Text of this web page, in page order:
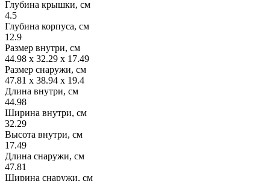
Глубина крышки, см
4.5
Глубина корпуса, см
12.9
Размер внутри, см
44.98 x 32.29 x 17.49
Размер снаружи, см
47.81 x 38.94 x 19.4
Длина внутри, см
44.98
Ширина внутри, см
32.29
Высота внутри, см
17.49
Длина снаружи, см
47.81
Ширина снаружи, см